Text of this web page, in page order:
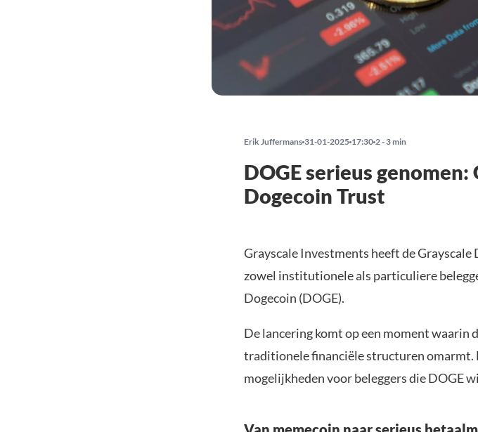
Erik Juffermans 31-01-2025 17:30 2 - 3 min
DOGE serieus
Dogecoin Trust
Grayscale Investments heeft de Grayscale
zowel institutionele als particuliere
Dogecoin (DOGE).
De lancering komt op een moment waarin
traditionele financiële structuren omarmt.
mogelijkheden voor beleggers die DOGE